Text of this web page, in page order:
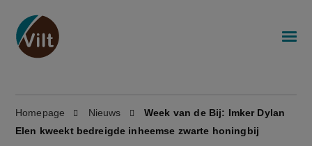
Homepage Nieuws
Week van de Bij: Imker Dylan
Elen kweekt bedreigde inheemse zwarte honingbij